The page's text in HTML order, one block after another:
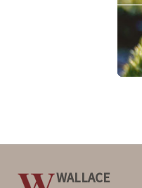
WALLACE